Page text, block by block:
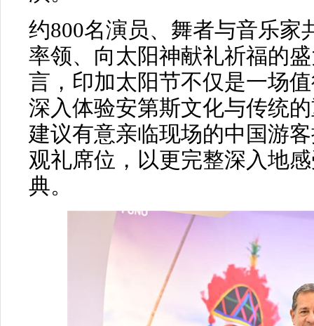
约800名演员、舞者与音乐家
率领、向太阳神献礼祈福的
言，印加太阳节不仅是一场
深入体验安第斯文化与传统
建议有意亲临现场的中国游
观礼席位，以更完整深入地
典。